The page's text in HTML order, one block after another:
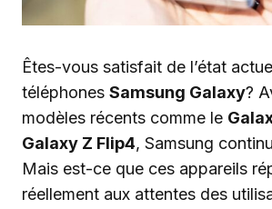
Êtes-vous satisfait de l’état
téléphones Samsung Galaxy?
modèles récents comme le
Galaxy Z Flip4, Samsung
Mais est-ce que ces appareils
réellement aux attentes des